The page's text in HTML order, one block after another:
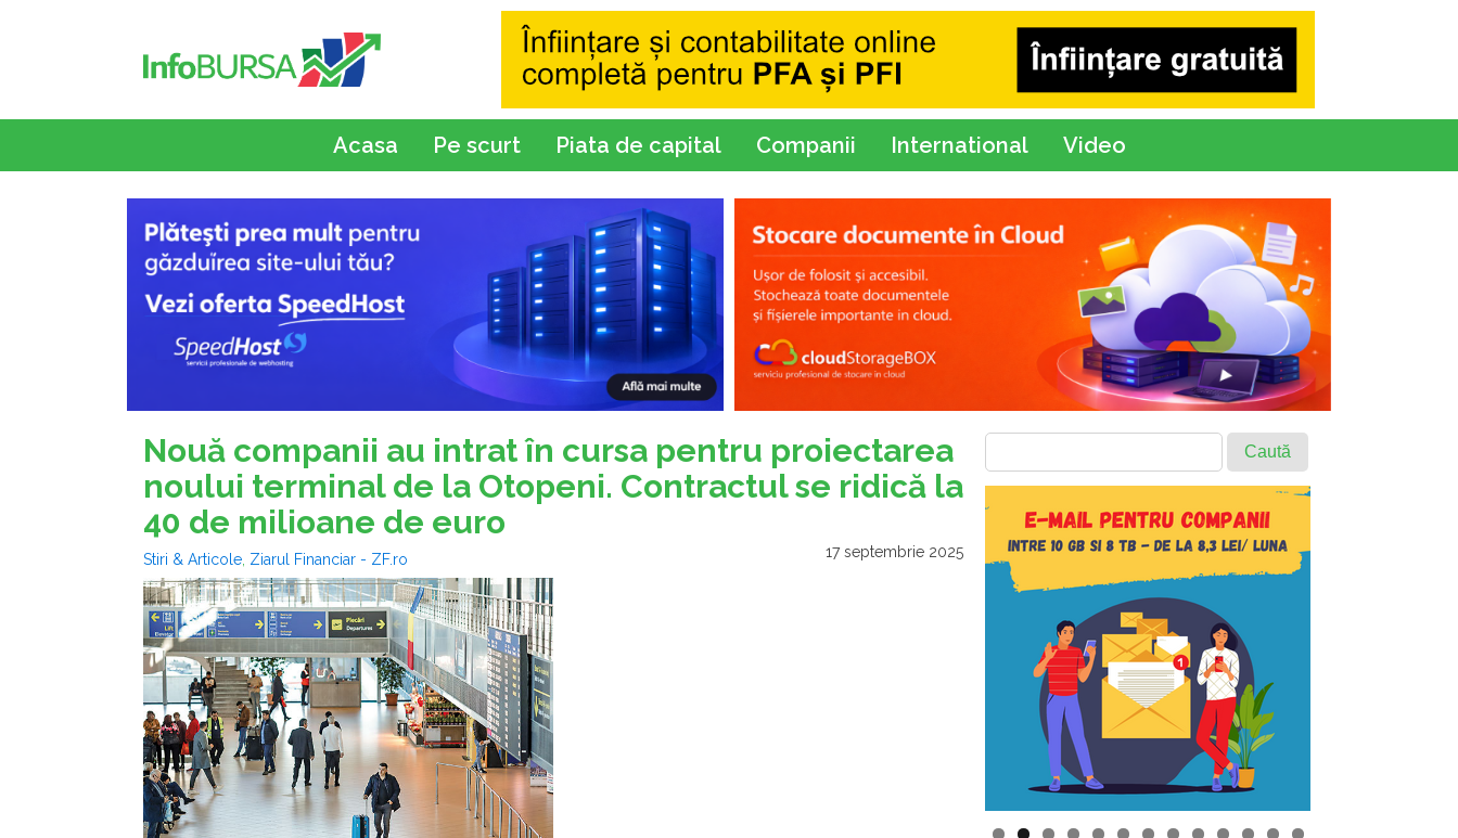
Acasa Pe scurt Piata de capital Companii International Video
Nouă companii au intrat în cursa pentru proiectarea
noului terminal de la Otopeni. Contractul se ridică la
40 de milioane de euro
Stiri & Articole Ziarul Financiar - ZF.ro 17 septembrie 2025